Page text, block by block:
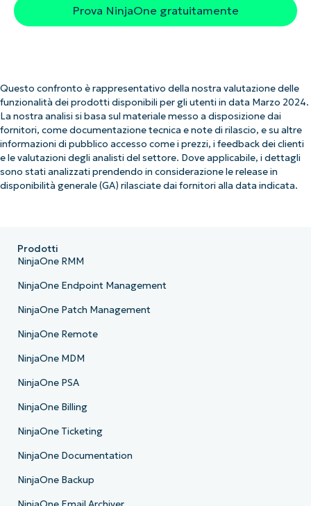
Prova NinjaOne gratuitamente
Questo confronto è rappresentativo della nostra valutazione delle
funzionalità dei prodotti disponibili per gli utenti in data Marzo 2024.
La nostra analisi si basa sul materiale messo a disposizione dai
fornitori, come documentazione tecnica e note di rilascio, e su altre
informazioni di pubblico accesso come i prezzi, i feedback dei clienti
e le valutazioni degli analisti del settore. Dove applicabile, i dettagli
sono stati analizzati prendendo in considerazione le release in
disponibilità generale (GA) rilasciate dai fornitori alla data indicata.
Prodotti
NinjaOne RMM
NinjaOne Endpoint Management
NinjaOne Patch Management
NinjaOne Remote
NinjaOne MDM
NinjaOne PSA
NinjaOne Billing
NinjaOne Ticketing
NinjaOne Documentation
NinjaOne Backup